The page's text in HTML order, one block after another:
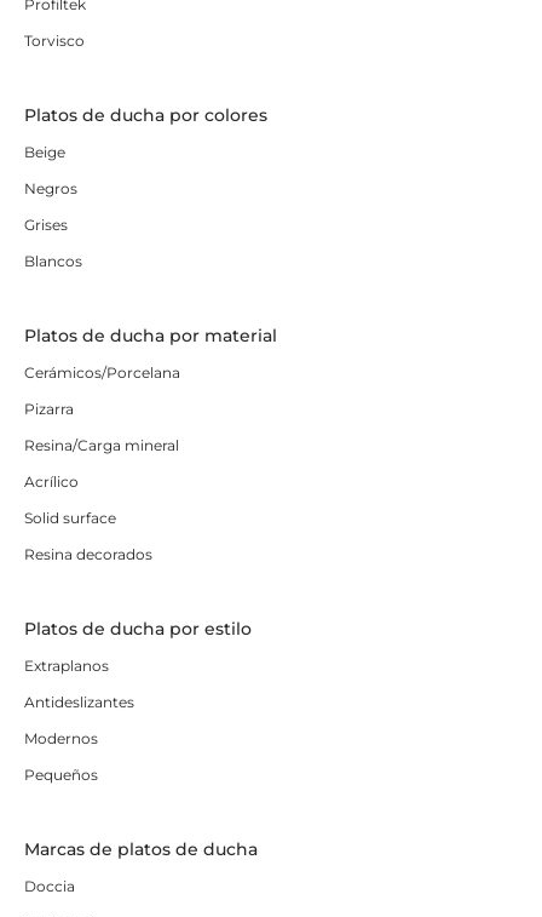
Profiltek
Torvisco
Platos de ducha por colores
Beige
Negros
Grises
Blancos
Platos de ducha por material
Cerámicos/Porcelana
Pizarra
Resina/Carga mineral
Acrílico
Solid surface
Resina decorados
Platos de ducha por estilo
Extraplanos
Antideslizantes
Modernos
Pequeños
Marcas de platos de ducha
Doccia